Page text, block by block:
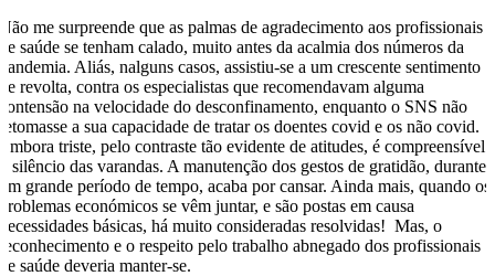
Não me surpreende que as palmas de agradecimento aos profissionais
de saúde se tenham calado, muito antes da acalmia dos números da
pandemia. Aliás, nalguns casos, assistiu-se a um crescente sentimento
de revolta, contra os especialistas que recomendavam alguma
contensão na velocidade do desconfinamento, enquanto o SNS não
retomasse a sua capacidade de tratar os doentes covid e os não covid.
Embora triste, pelo contraste tão evidente de atitudes, é compreensível
o silêncio das varandas. A manutenção dos gestos de gratidão, durante
um grande período de tempo, acaba por cansar. Ainda mais, quando os
problemas económicos se vêm juntar, e são postas em causa
necessidades básicas, há muito consideradas resolvidas! Mas, o
reconhecimento e o respeito pelo trabalho abnegado dos profissionais
de saúde deveria manter-se.